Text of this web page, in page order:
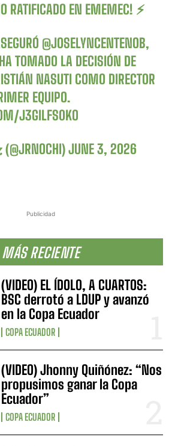
Publicidad
MÁS RECIENTE
(VIDEO) EL ÍDOLO, A CUARTOS:
BSC derrotó a LDUP y avanzó
en la Copa Ecuador
COPA ECUADOR
(VIDEO) Jhonny Quiñónez: “Nos
propusimos ganar la Copa
Ecuador”
COPA ECUADOR
RATIFICADO EN EMEMEC! ⚡️
@JOSELYNCENTENOB,
TOMADO LA DECISIÓN DE
NASUTI COMO DIRECTOR
EQUIPO.
J3GILFS0KO
JUNE 3, 2026